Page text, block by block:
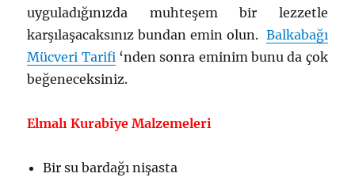
uyguladığınızda muhteşem bir lezzetle
karşılaşacaksınız bundan emin olun. Balkabağı
Mücveri Tarifi‘nden sonra eminim bunu da çok
beğeneceksiniz.
Elmalı Kurabiye Malzemeleri
Bir su bardağı nişasta